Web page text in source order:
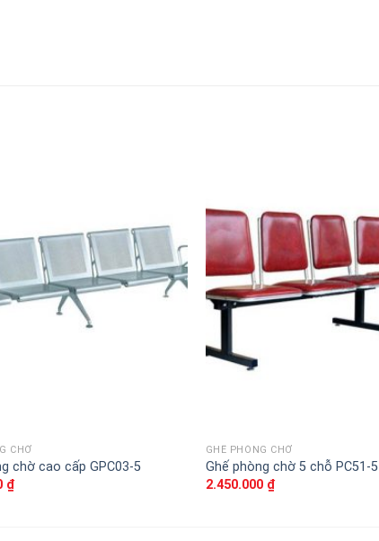
Thêm
phẩm
yêu
thích
CHỜ
chờ cao cấp GPC03-5
₫
GHẾ PHÒNG CHỜ
Ghế phòng chờ 5 chỗ PC51-5
2.450.000 ₫